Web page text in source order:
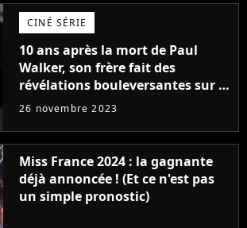
CINÉ SÉRIE
10 ans après la mort de Paul
Walker, son frère fait des
révélations bouleversantes sur la
réaction des acteurs de Fast and
26 novembre 2023
Miss France 2024 : la gagnante
déjà annoncée ! (Et ce n'est pas
un simple pronostic)